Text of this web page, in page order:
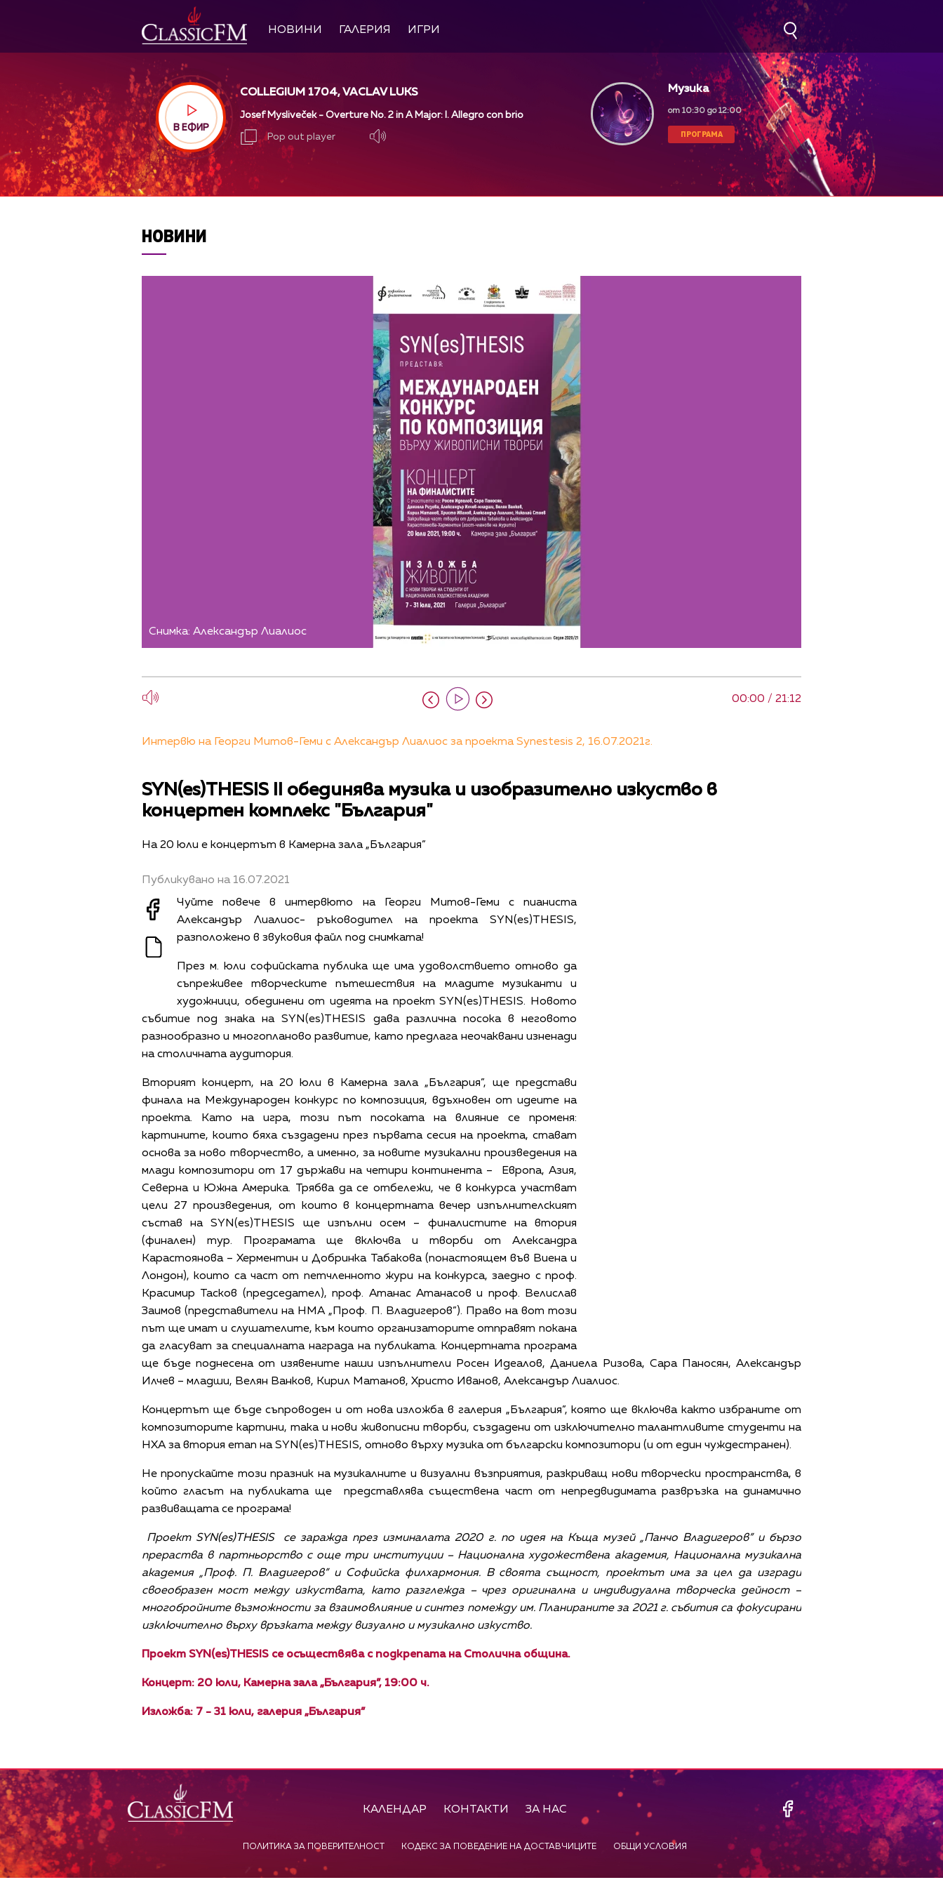
НОВИНИ ГАЛЕРИЯ ИГРИ
В ЕФИР
COLLEGIUM 1704, VACLAV LUKS
Josef Mysliveček - Overture No. 2 in A Major: I. Allegro con brio
Pop out player
Музика
от 10:30 до 12:00
ПРОГРАМА
НОВИНИ
Снимка: Александър Лиалиос
00:00 / 21:12
Интервю на Георги Митов-Геми с Александър Лиалиос за проекта Synestesis 2, 16.07.2021г.
SYN(es)THESIS II обединява музика и изобразително изкуство в
концертен комплекс "България"
На 20 юли е концертът в Камерна зала „България”
Публикувано на 16.07.2021
Чуйте повече в интервюто на Георги Митов-Геми с пианиста
Александър Лиалиос- ръководител на проекта SYN(es)THESIS,
разположено в звуковия файл под снимката!
През м. юли софийската публика ще има удоволствието отново да
съпреживее творческите пътешествия на младите музиканти и
художници, обединени от идеята на проект SYN(es)THESIS. Новото
събитие под знака на SYN(es)THESIS дава различна посока в неговото
разнообразно и многопланово развитие, като предлага неочаквани изненади
на столичната аудитория.
Вторият концерт, на 20 юли в Камерна зала „България”, ще представи
финала на Международен конкурс по композиция, вдъхновен от идеите на
проекта. Като на игра, този път посоката на влияние се променя:
картините, които бяха създадени през първата сесия на проекта, стават
основа за ново творчество, а именно, за новите музикални произведения на
млади композитори от 17 държави на четири континента – Европа, Азия,
Северна и Южна Америка. Трябва да се отбележи, че в конкурса участват
цели 27 произведения, от които в концертната вечер изпълнителският
състав на SYN(es)THESIS ще изпълни осем – финалистите на втория
(финален) тур. Програмата ще включва и творби от Александра
Карастоянова – Херментин и Добринка Табакова (понастоящем във Виена и
Лондон), които са част от петчленното жури на конкурса, заедно с проф.
Красимир Тасков (председател), проф. Атанас Атанасов и проф. Велислав
Заимов (представители на НМА „Проф. П. Владигеров”). Право на вот този
път ще имат и слушателите, към които организаторите отправят покана
да гласуват за специалната награда на публиката. Концертната програма
ще бъде поднесена от изявените наши изпълнители Росен Идеалов, Даниела Ризова, Сара Паносян, Александър
Илчев – младши, Велян Ванков, Кирил Матанов, Христо Иванов, Александър Лиалиос.
Концертът ще бъде съпроводен и от нова изложба в галерия „България”, която ще включва както избраните от
композиторите картини, така и нови живописни творби, създадени от изключително талантливите студенти на
НХА за втория етап на SYN(es)THESIS, отново върху музика от български композитори (и от един чуждестранен).
Не пропускайте този празник на музикалните и визуални възприятия, разкриващ нови творчески пространства, в
който гласът на публиката ще представлява съществена част от непредвидимата развръзка на динамично
развиващата се програма!
Проект SYN(es)THESIS се заражда през изминалата 2020 г. по идея на Къща музей „Панчо Владигеров” и бързо
прераства в партньорство с още три институции – Национална художествена академия, Национална музикална
академия „Проф. П. Владигеров” и Софийска филхармония. В своята същност, проектът има за цел да изгради
своеобразен мост между изкуствата, като разглежда – чрез оригинална и индивидуална творческа дейност –
многобройните възможности за взаимовлияние и синтез помежду им. Планираните за 2021 г. събития са фокусирани
изключително върху връзката между визуално и музикално изкуство.
Проект SYN(es)THESIS се осъществява с подкрепата на Столична община.
Концерт: 20 юли, Камерна зала „България”, 19:00 ч.
Изложба: 7 - 31 юли, галерия „България”
КАЛЕНДАР КОНТАКТИ ЗА НАС
ПОЛИТИКА ЗА ПОВЕРИТЕЛНОСТ КОДЕКС ЗА ПОВЕДЕНИЕ НА ДОСТАВЧИЦИТЕ ОБЩИ УСЛОВИЯ